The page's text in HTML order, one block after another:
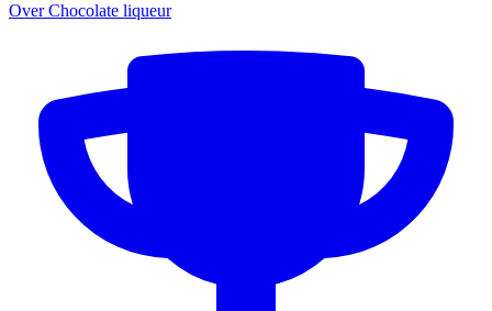
Over Chocolate liqueur